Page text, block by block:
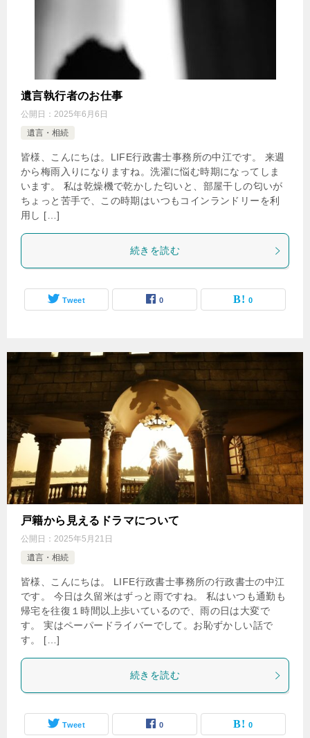
遺言執行者のお仕事
公開日： 2025年6月6日
遺言・相続
皆様、こんにちは。LIFE行政書士事務所の中江です。 来週
から梅雨入りになりますね。洗濯に悩む時期になってしま
います。 私は乾燥機で乾かした匂いと、部屋干しの匂いが
ちょっと苦手で、この時期はいつもコインランドリーを利
用し […]
続きを読む
Tweet 0 0
戸籍から見えるドラマについて
公開日： 2025年5月21日
遺言・相続
皆様、こんにちは。 LIFE行政書士事務所の行政書士の中江
です。 今日は久留米はずっと雨ですね。 私はいつも通勤も
帰宅を往復１時間以上歩いているので、雨の日は大変で
す。 実はペーパードライバーでして。お恥ずかしい話で
す。 […]
続きを読む
Tweet 0 0